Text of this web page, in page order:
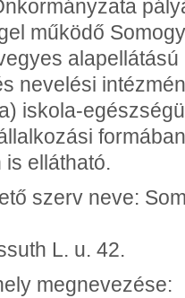
működő
nevelési
iskola-
ellátható.
szerv neve:
L. u. 42.
megnevezése: